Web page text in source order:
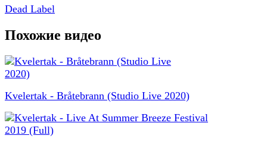
Dead Label
Похожие видео
Kvelertak - Bråtebrann (Studio Live 2020)